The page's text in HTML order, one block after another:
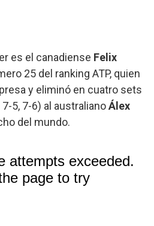
es el canadiense Felix
25 del ranking ATP, quien
y eliminó en cuatro sets
5, 7-6) al australianoÁlex
del mundo.